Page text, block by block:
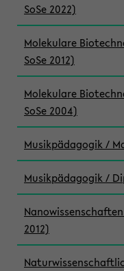
SoSe 2022)
Molekulare
SoSe 2012)
Molekulare
SoSe 2004)
Musikpädagogik /
Musikpädagogik /
2012)